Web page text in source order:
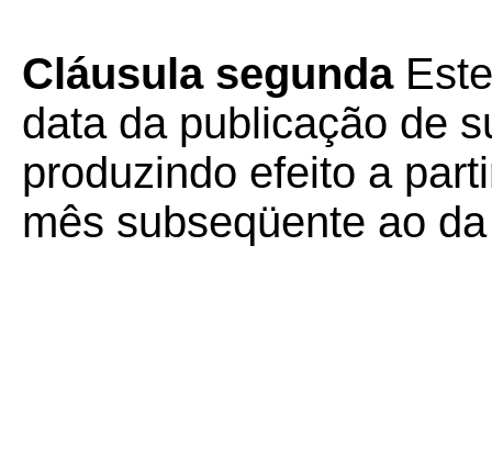
Cláusula segunda
data da publicação de
produzindo efeito a
mês subseqüente ao